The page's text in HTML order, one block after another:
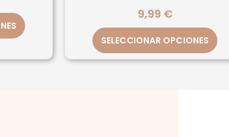
9,99 €
SELECCIONAR OPCIONES